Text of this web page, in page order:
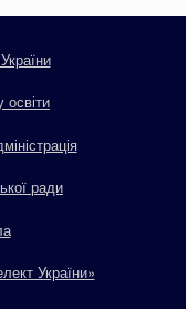
освіти
ради
України»